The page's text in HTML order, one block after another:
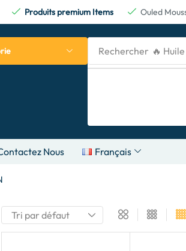
Produits premium Items Ouled
Rechercher 🔥
Nous Français